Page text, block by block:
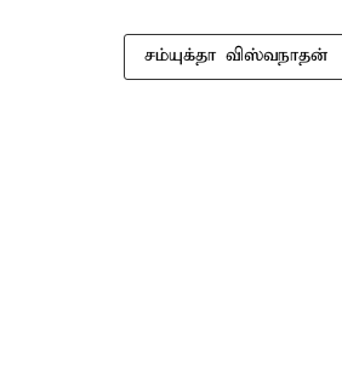
சம்யுக்தா விஸ்வநாதன்